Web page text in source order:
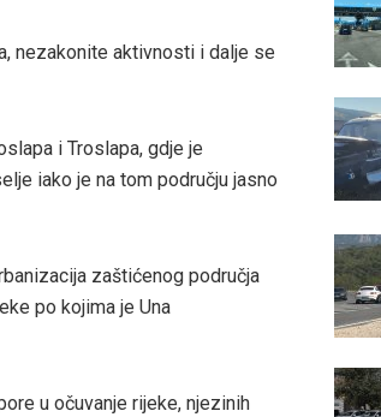
nezakonite aktivnosti i dalje se
i Troslapa, gdje je
iako je na tom području jasno
zaštićenog područja
po kojima je Una
u očuvanje rijeke, njezinih